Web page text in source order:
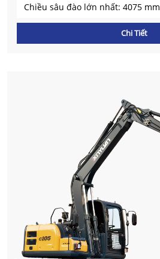
Chiều sâu đào lớn nhất: 4075 mm
Chi Tiết